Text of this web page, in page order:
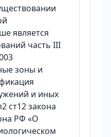
является
часть III
зоны и
и иных
ст12 закона
РФ «О